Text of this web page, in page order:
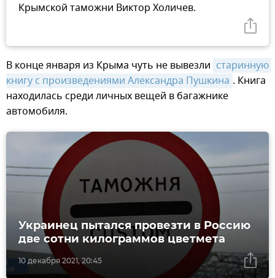
Крымской таможни Виктор Холичев.
В конце января из Крыма чуть не вывезли старинную
книгу с произведениями Александра Пушкина . Книга
находилась среди личных вещей в багажнике
автомобиля.
10 декабря 2021, 20:45
Украинец пытался провезти в Россию
две сотни килограммов цветмета